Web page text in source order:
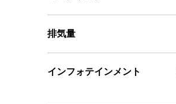
排気量
インフォテインメント